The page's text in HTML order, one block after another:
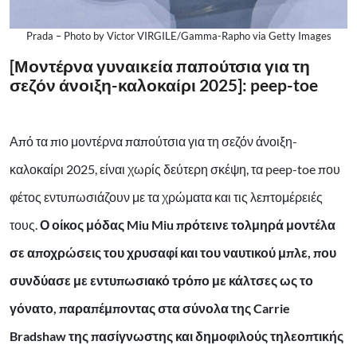
Prada – Photo by Victor VIRGILE/Gamma-Rapho via Getty Images
[Μοντέρνα γυναικεία παπούτσια για τη
σεζόν άνοιξη-καλοκαίρι 2025]: peep-toe
Από τα πιο μοντέρνα παπούτσια για τη σεζόν άνοιξη-
καλοκαίρι 2025, είναι χωρίς δεύτερη σκέψη, τα peep-toe που
φέτος εντυπωσιάζουν με τα χρώματα και τις λεπτομέρειές
τους. Ο οίκος μόδας Miu Miu πρότεινε τολμηρά μοντέλα
σε αποχρώσεις του χρυσαφί και του ναυτικού μπλε, που
συνδύασε με εντυπωσιακό τρόπο με κάλτσες ως το
γόνατο, παραπέμποντας στα σύνολα της Carrie
Bradshaw της πασίγνωστης και δημοφιλούς τηλεοπτικής